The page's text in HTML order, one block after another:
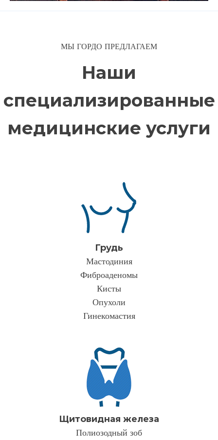
МЫ ГОРДО ПРЕДЛАГАЕМ
Наши
специализированные
медицинские услуги
Грудь
Мастодиния
Фиброаденомы
Кисты
Опухоли
Гинекомастия
Щитовидная железа
Полиозодный зоб